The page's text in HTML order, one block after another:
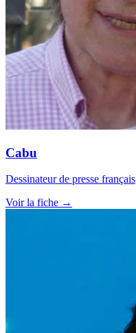
Cabu
Dessinateur de presse français
Voir la fiche →